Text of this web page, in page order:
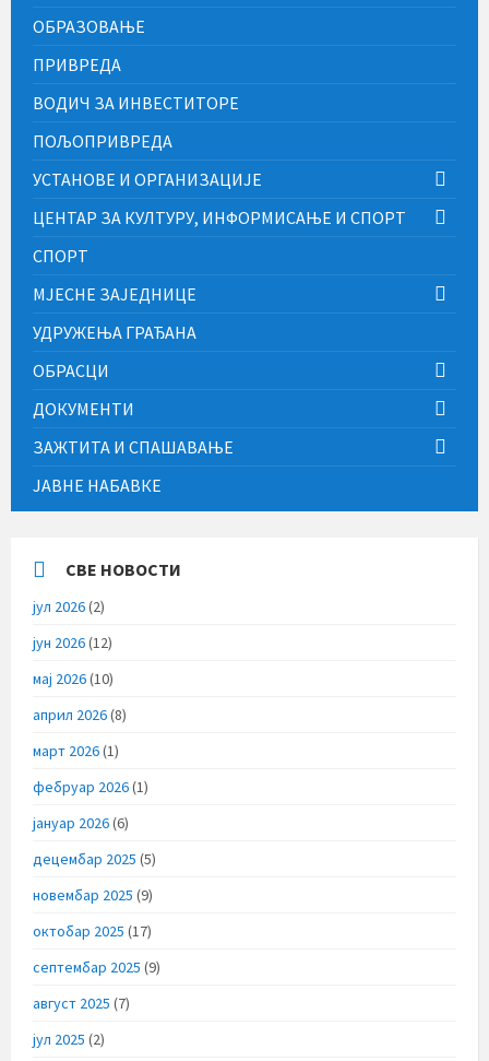
ОБРАЗОВАЊЕ
ПРИВРЕДА
ВОДИЧ ЗА ИНВЕСТИТОРЕ
ПОЉОПРИВРЕДА
УСТАНОВЕ И ОРГАНИЗАЦИЈЕ
ЦЕНТАР ЗА КУЛТУРУ, ИНФОРМИСАЊЕ И СПОРТ
СПОРТ
МЈЕСНЕ ЗАЈЕДНИЦЕ
УДРУЖЕЊА ГРАЂАНА
ОБРАСЦИ
ДОКУМЕНТИ
ЗАЖТИТА И СПАШАВАЊЕ
ЈАВНЕ НАБАВКЕ
СВЕ НОВОСТИ
јул 2026(2)
јун 2026(12)
мај 2026(10)
април 2026(8)
март 2026(1)
фебруар 2026(1)
јануар 2026(6)
децембар 2025 (5)
новембар 2025 (9)
октобар 2025 (17)
септембар 2025 (9)
август 2025 (7)
јул 2025 (2)